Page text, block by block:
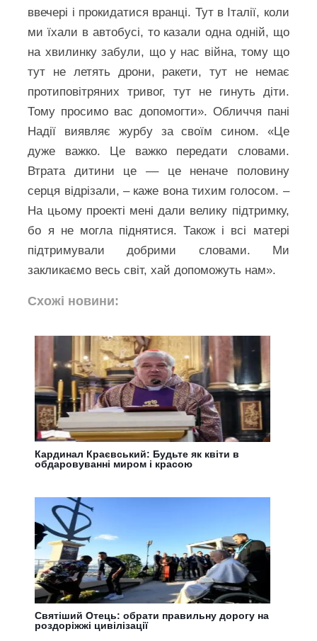
ввечері і прокидатися вранці. Тут в Італії, коли
ми їхали в автобусі, то казали одна одній, що
на хвилинку забули, що у нас війна, тому що
тут не летять дрони, ракети, тут не немає
протиповітряних тривог, тут не гинуть діти.
Тому просимо вас допомогти». Обличчя пані
Надії виявляє журбу за своїм сином. «Це
дуже важко. Це важко передати словами.
Втрата дитини це –– це неначе половину
серця відрізали, – каже вона тихим голосом. –
На цьому проекті мені дали велику підтримку,
бо я не могла піднятися. Також і всі матері
підтримували добрими словами. Ми
закликаємо весь світ, хай допоможуть нам».
Схожі новини:
Кардинал Краєвський: Будьте як квіти в
обдаровуванні миром і красою
Святіший Отець: обрати правильну дорогу на
роздоріжжі цивілізації